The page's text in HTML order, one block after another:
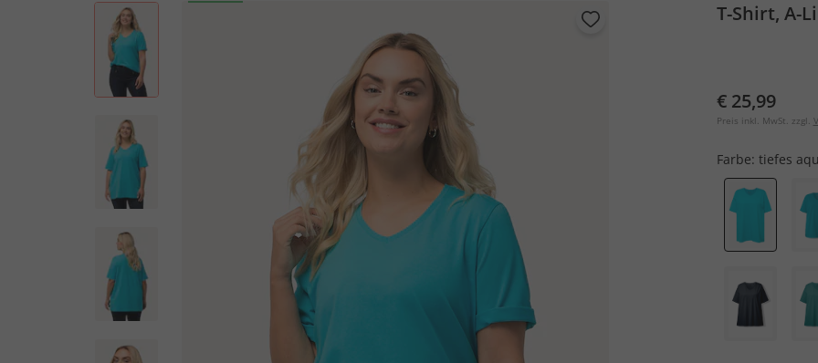
T-Shirt, A-
€ 25,99
Preis inkl. MwSt. zzgl.
Farbe: tiefes